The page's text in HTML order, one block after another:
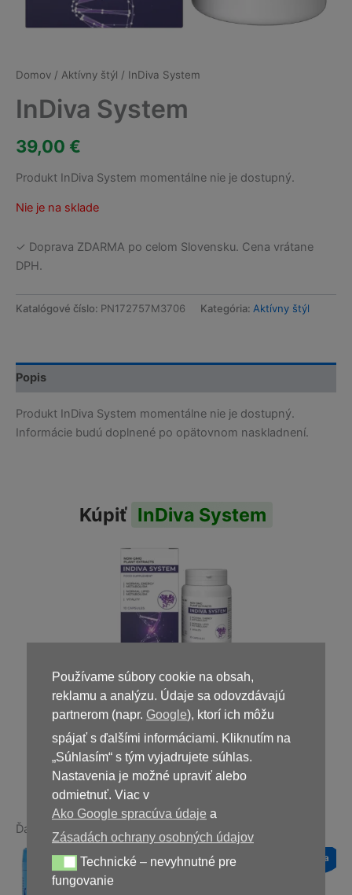
Používame súbory cookie na obsah,
reklamu a analýzu. Údaje sa odovzdávajú
partnerom (napr. Google), ktorí ich môžu
spájať s ďalšími informáciami. Kliknutím na
„Súhlasím“ s tým vyjadrujete súhlas.
Nastavenia je možné upraviť alebo
odmietnuť. Viac v
Ako Google spracúva údaje a
Zásadách ochrany osobných údajov
Technické – nevyhnutné pre fungovanie
Technické – nevyhnutné pre
fungovanie
Domov / Aktívny štýl / InDiva System
InDiva System
39,00 €
Produkt InDiva System momentálne nie je dostupný.
Nie je na sklade
✓ Doprava ZDARMA po celom Slovensku. Cena vrátane
DPH.
Katalógové číslo: PN172757M3706 Kategória: Aktívny štýl
Popis
Produkt InDiva System momentálne nie je dostupný.
Informácie budú doplnené po opätovnom naskladnení.
Kúpiť InDiva System
39,00€
Nedostupné
Ďalšie produkty v rovnakej kategórii:
Novinka
Zľava!
Novinka
Zľava!
Novinka